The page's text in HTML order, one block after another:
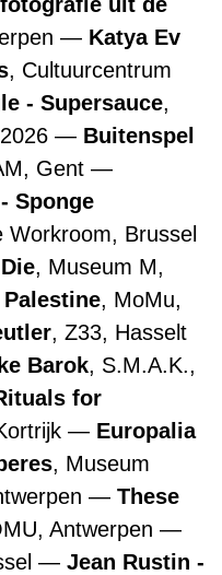
Katya Ev
, Cultuurcentrum
- Supersauce,
Buitenspel
Gent
Sponge
Workroom, Brussel
, Museum M,
, MoMu,
, Z33, Hasselt
Barok, S.M.A.K.,
for
Europalia
, Museum
These
Antwerpen
Jean Rustin -